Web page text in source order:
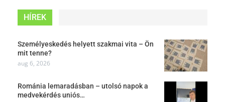
HÍREK
Személyeskedés helyett szakmai vita – Ön
mit tenne?
aug 6, 2026
Románia lemaradásban – utolsó napok a
medvekérdés uniós…